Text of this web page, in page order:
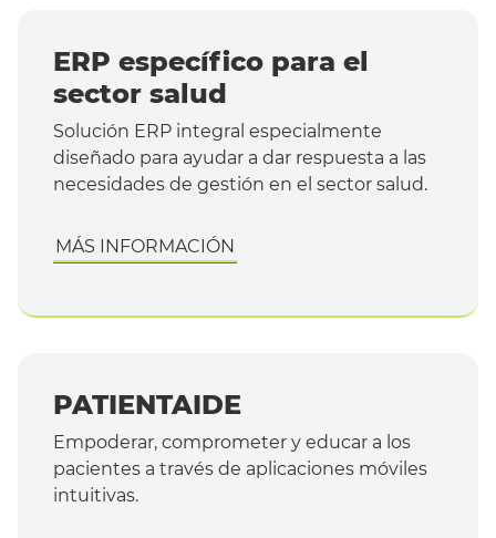
ERP específico para el
sector salud
Solución ERP integral especialmente
diseñado para ayudar a dar respuesta a las
necesidades de gestión en el sector salud.
MÁS INFORMACIÓN
PATIENTAIDE
Empoderar, comprometer y educar a los
pacientes a través de aplicaciones móviles
intuitivas.